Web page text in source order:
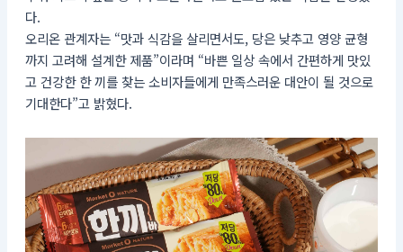
다.
오리온 관계자는 “맛과 식감을 살리면서도, 당은 낮추고 영양 균형
까지 고려해 설계한 제품”이라며 “바쁜 일상 속에서 간편하게 맛있
고 건강한 한 끼를 찾는 소비자들에게 만족스러운 대안이 될 것으로
기대한다”고 밝혔다.